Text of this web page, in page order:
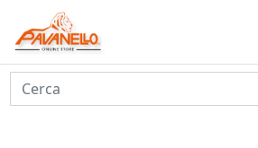
Cerca